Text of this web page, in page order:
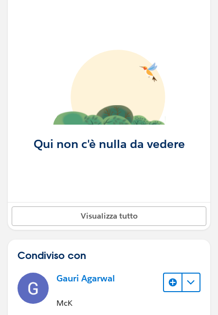
Qui non c'è nulla da vedere
Visualizza tutto
Condiviso con
Gauri Agarwal
McK